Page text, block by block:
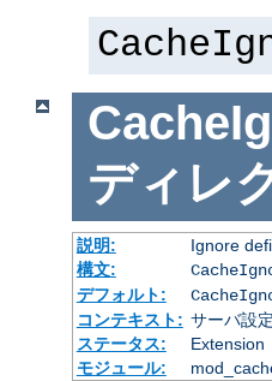
ディレ
説明:
Ignore
構文:
デフォルト:
コンテキスト: サーバ設
ステータス:
Extension
モジュール: